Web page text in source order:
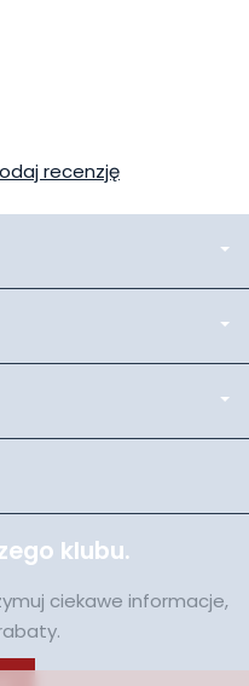
recenzję
klubu.
ciekawe informacje,